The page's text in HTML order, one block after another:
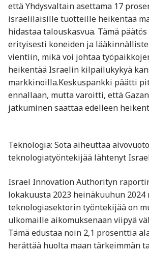
että Yhdysvaltain asettama 17
israelilaisille tuotteille heikentää
hidastaa talouskasvua. Tämä
erityisesti koneiden ja
vientiin, mikä voi johtaa
heikentää Israelin kilpailukykyä
markkinoilla.Keskuspankki päätti
ennallaan, mutta varoitti, että
jatkuminen saattaa edelleen
Teknologia: Sota aiheuttaa
teknologiatyöntekijää lähtenyt
Israel Innovation Authorityn
lokakuusta 2023 heinäkuuhun 2024
teknologiasektorin työntekijää on
ulkomaille aikomuksenaan viipyä
Tämä edustaa noin 2,1 prosenttia
herättää huolta maan tärkeimmän